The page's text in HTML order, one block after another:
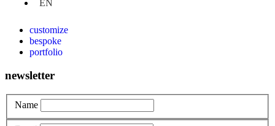
EN
privacy policy
customize
bespoke
portfolio
newsletter
Name